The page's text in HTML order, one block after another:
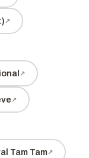
Tam Tam